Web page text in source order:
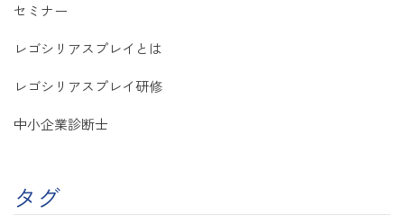
セミナー
レゴシリアスプレイとは
レゴシリアスプレイ研修
中小企業診断士
タグ